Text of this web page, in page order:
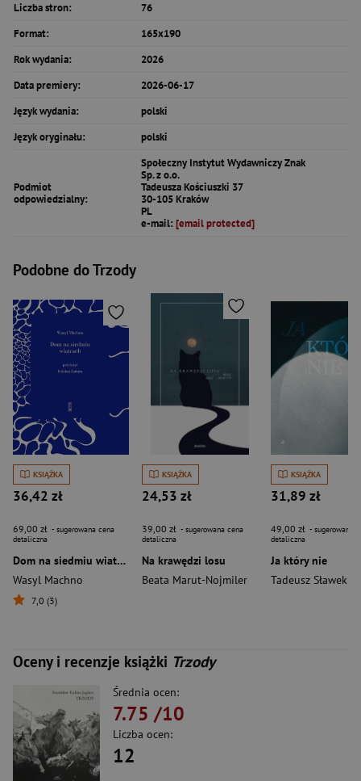
Liczba stron:
76
Format:
165x190
Rok wydania:
2026
Data premiery:
2026-06-17
Język wydania:
polski
Język oryginału:
polski
Podmiot
odpowiedzialny:
Społeczny Instytut Wydawniczy Znak
Sp. z o.o.
Tadeusza Kościuszki 37
30-105 Kraków
PL
e-mail: [email protected]
Podobne do Trzody
KSIĄŻKA
36,42 zł
69,00 zł - sugerowana cena
detaliczna
Dom na siedmiu wiatrach
Wasyl Machno
7,0 (3)
KSIĄŻKA
24,53 zł
39,00 zł - sugerowana cena
detaliczna
Na krawędzi losu
Beata Marut-Nojmiler
KSIĄŻKA
31,89 zł
49,00 zł - sugerowana
detaliczna
Ja który nie
Tadeusz Sławek
Oceny i recenzje książki Trzody
Średnia ocen:
7.75 /10
Liczba ocen:
12